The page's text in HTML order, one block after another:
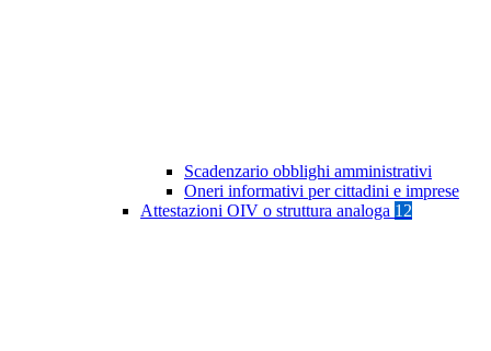
Scadenzario obblighi amministrativi
Oneri informativi per cittadini e imprese
Attestazioni OIV o struttura analoga 12